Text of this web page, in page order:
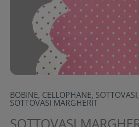
BOBINE, CELLOPHANE, SOTTOVASI,
SOTTOVASI MARGHERIT